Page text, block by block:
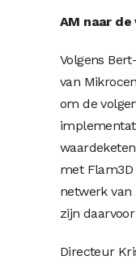
AM naar
Volgens
van
om de
met Flam3D
netwerk
zijn
Directeur